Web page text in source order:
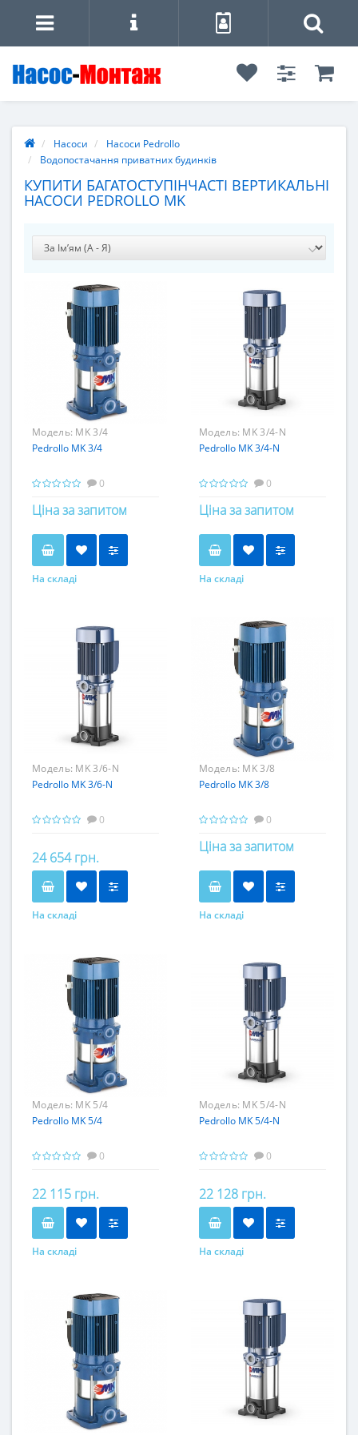
Насоси
Насоси Pedrollo
Водопостачання приватних будинків
КУПИТИ БАГАТОСТУПІНЧАСТІ ВЕРТИКАЛЬНІ
НАСОСИ PEDROLLO MK
Модель: MK 3/4
Pedrollo MK 3/4
0
Ціна за запитом
На складі
Модель: MK 3/4-N
Pedrollo MK 3/4-N
0
Ціна за запитом
На складі
Модель: MK 3/6-N
Pedrollo MK 3/6-N
0
24 654 грн.
На складі
Модель: MK 3/8
Pedrollo MK 3/8
0
Ціна за запитом
На складі
Модель: MK 5/4
Pedrollo MK 5/4
0
22 115 грн.
На складі
Модель: MK 5/4-N
Pedrollo MK 5/4-N
0
22 128 грн.
На складі